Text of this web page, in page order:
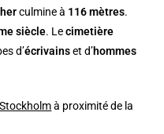
culmine à 116 mètres.
siècle. Lecimetière
d’écrivainset d’hommes
à proximité de la